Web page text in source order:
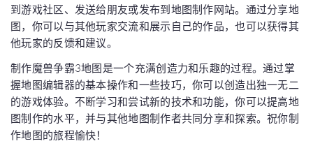
到游戏社区、发送给朋友或发布到地图制作网站。通过分享地
图，你可以与其他玩家交流和展示自己的作品，也可以获得其
他玩家的反馈和建议。
制作魔兽争霸3地图是一个充满创造力和乐趣的过程。通过掌
握地图编辑器的基本操作和一些技巧，你可以创造出独一无二
的游戏体验。不断学习和尝试新的技术和功能，你可以提高地
图制作的水平，并与其他地图制作者共同分享和探索。祝你制
作地图的旅程愉快！